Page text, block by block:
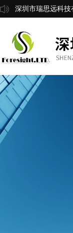
深圳市瑞思远科技